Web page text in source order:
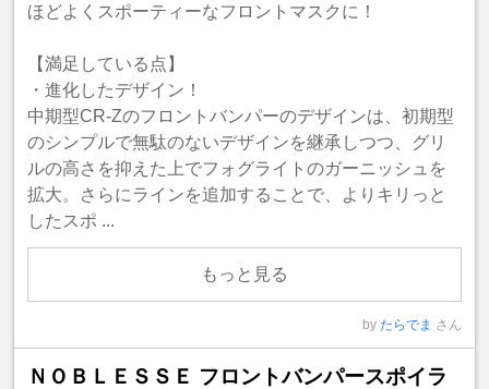
ほどよくスポーティーなフロントマスクに！
【満足している点】
・進化したデザイン！
中期型CR-Zのフロントバンパーのデザインは、初期型
のシンプルで無駄のないデザインを継承しつつ、グリ
ルの高さを抑えた上でフォグライトのガーニッシュを
拡大。さらにラインを追加することで、よりキリっと
したスポ ...
もっと見る
by たらでま さん
ＮＯＢＬＥＳＳＥ フロントバンパースポイラ